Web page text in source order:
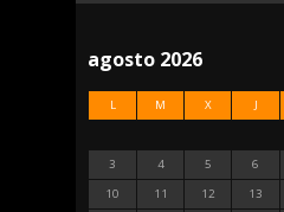
agosto 2026
L M X J
3
4 5 6
10
11 12 13